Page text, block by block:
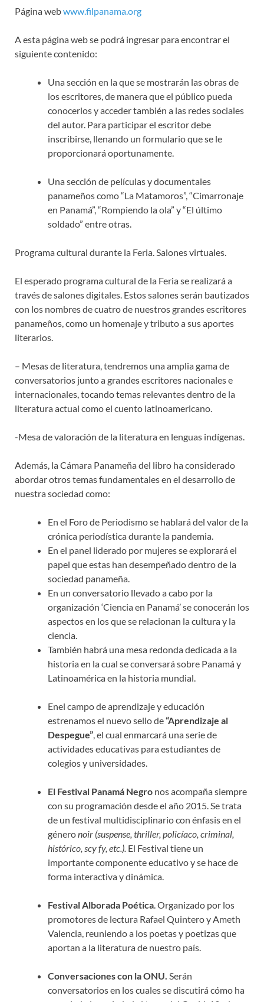
Página webwww.filpanama.org
A esta página web se podrá ingresar para encontrar el
siguiente contenido:
Una sección en la que se mostrarán las obras de
los escritores, de manera que el público pueda
conocerlos y acceder también a las redes sociales
del autor. Para participar el escritor debe
inscribirse, llenando un formulario que se le
proporcionará oportunamente.
Una sección de películas y documentales
panameños como “La Matamoros”, “Cimarronaje
en Panamá”, “Rompiendo la ola” y “El último
soldado” entre otras.
Programa cultural durante la Feria. Salones virtuales.
El esperado programa cultural de la Feria se realizará a
través de salones digitales. Estos salones serán bautizados
con los nombres de cuatro de nuestros grandes escritores
panameños, como un homenaje y tributo a sus aportes
literarios.
– Mesas de literatura, tendremos una amplia gama de
conversatorios junto a grandes escritores nacionales e
internacionales, tocando temas relevantes dentro de la
literatura actual como el cuento latinoamericano.
-Mesa de valoración de la literatura en lenguas indígenas.
Además, la Cámara Panameña del libro ha considerado
abordar otros temas fundamentales en el desarrollo de
nuestra sociedad como:
En el Foro de Periodismo se hablará del valor de la
crónica periodística durante la pandemia.
En el panel liderado por mujeres se explorará el
papel que estas han desempeñado dentro de la
sociedad panameña.
En un conversatorio llevado a cabo por la
organización ‘Ciencia en Panamá’ se conocerán los
aspectos en los que se relacionan la cultura y la
ciencia.
También habrá una mesa redonda dedicada a la
historia en la cual se conversará sobre Panamá y
Latinoamérica en la historia mundial.
Enel campo de aprendizaje y educación
estrenamos el nuevo sello de“Aprendizaje al
Despegue”, el cual enmarcará una serie de
actividades educativas para estudiantes de
colegios y universidades.
El Festival Panamá Negro nos acompaña siempre
con su programación desde el año 2015. Se trata
de un festival multidisciplinario con énfasis en el
géneronoir (suspense, thriller, policíaco, criminal,
histórico, scy fy, etc.). El Festival tiene un
importante componente educativo y se hace de
forma interactiva y dinámica.
Festival Alborada Poética. Organizado por los
promotores de lectura Rafael Quintero y Ameth
Valencia, reuniendo a los poetas y poetizas que
aportan a la literatura de nuestro país.
Conversaciones con la ONU. Serán
conversatorios en los cuales se discutirá cómo ha